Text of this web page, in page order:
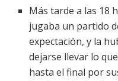
Más tarde a las 18
jugaba un partido
expectación, y la
dejarse llevar lo
hasta el final por